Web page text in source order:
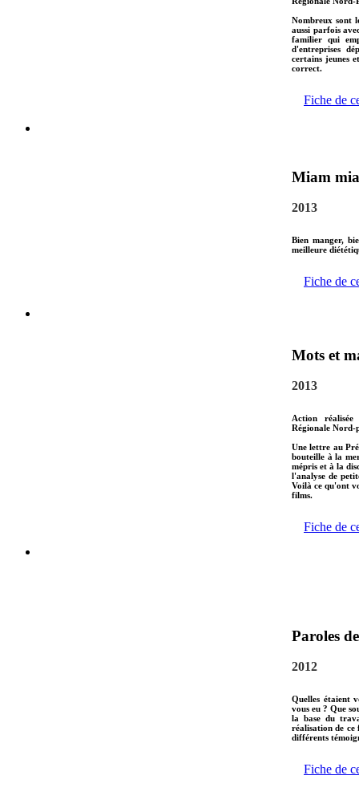
Nombreux sont
aussi parfois
familier qui
d'entreprises
certains jeunes
correct.
Fiche de
Miam
2013
Bien manger,
meilleure
Fiche de
Mots et
2013
Action
Régionale Nord-
Une lettre au
bouteille à la
mépris et à la
l'analyse de
Voilà ce qu'ont
films.
Fiche de
Paroles
2012
Quelles étaient
vous eu ? Que
la base du
réalisation de ce
différents
Fiche de